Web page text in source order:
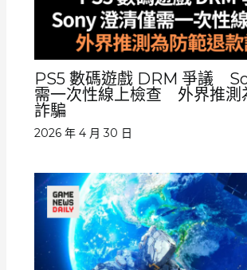
PS5 數碼遊戲 DRM 爭議
需一次性線上檢查 外界推測
詐騙
2026 年 4 月 30 日